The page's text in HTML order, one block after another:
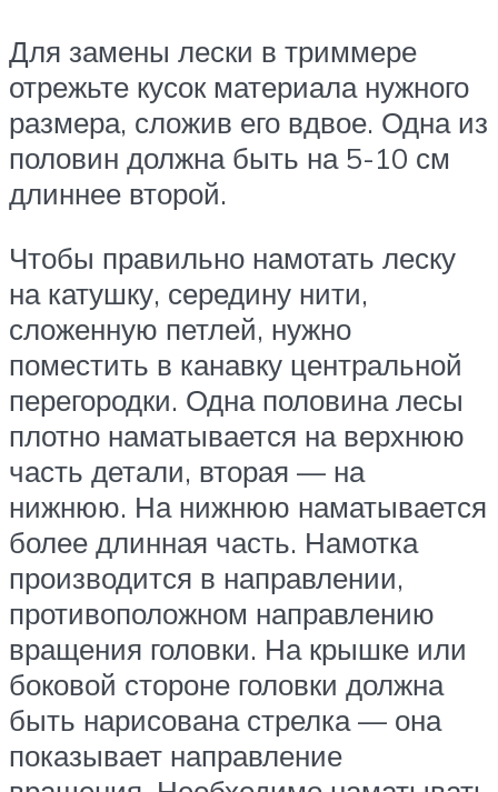
Для замены лески в триммере
отрежьте кусок материала нужного
размера, сложив его вдвое. Одна из
половин должна быть на 5-10 см
длиннее второй.
Чтобы правильно намотать леску
на катушку, середину нити,
сложенную петлей, нужно
поместить в канавку центральной
перегородки. Одна половина лесы
плотно наматывается на верхнюю
часть детали, вторая — на
нижнюю. На нижнюю наматывается
более длинная часть. Намотка
производится в направлении,
противоположном направлению
вращения головки. На крышке или
боковой стороне головки должна
быть нарисована стрелка — она
показывает направление